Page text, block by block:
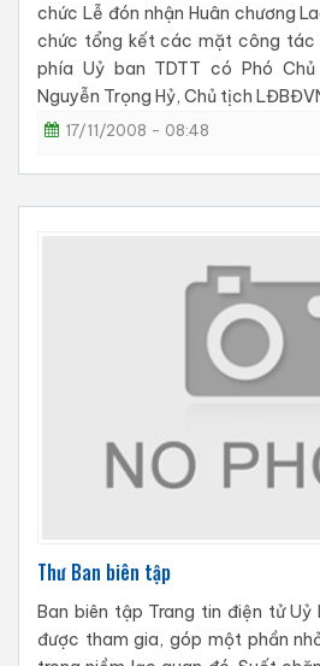
chức Lễ đón nhận Huân chương
chức tổng kết các mặt công tác
phía Uỷ ban TDTT có Phó
Nguyễn Trọng Hỷ, Chủ tịch
17/11/2008 - 08:48
Thư Ban biên tập
Ban biên tập Trang tin điện tử Uỷ
được tham gia, góp một phần